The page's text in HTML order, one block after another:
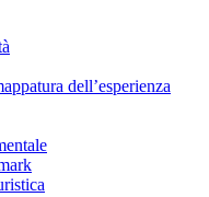
dell’esperienza